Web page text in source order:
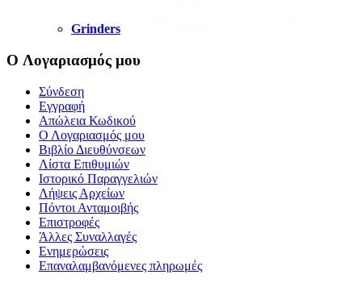
Grinders
O Λογαριασμός μου
Σύνδεση
Εγγραφή
Απώλεια Κωδικού
Ο Λογαριασμός μου
Βιβλίο Διευθύνσεων
Λίστα Επιθυμιών
Ιστορικό Παραγγελιών
Λήψεις Αρχείων
Πόντοι Ανταμοιβής
Επιστροφές
Άλλες Συναλλαγές
Ενημερώσεις
Επαναλαμβανόμενες πληρωμές